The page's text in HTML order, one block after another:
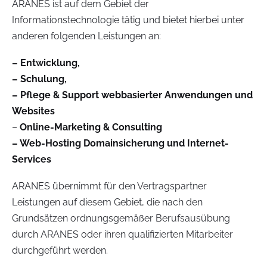
ARANES ist auf dem Gebiet der
Informationstechnologie tätig und bietet hierbei unter
anderen folgenden Leistungen an:
– Entwicklung,
– Schulung,
– Pflege & Support webbasierter Anwendungen und
Websites
– Online-Marketing & Consulting
– Web-Hosting Domainsicherung und Internet-
Services
ARANES übernimmt für den Vertragspartner
Leistungen auf diesem Gebiet, die nach den
Grundsätzen ordnungsgemäßer Berufsausübung
durch ARANES oder ihren qualifizierten Mitarbeiter
durchgeführt werden.